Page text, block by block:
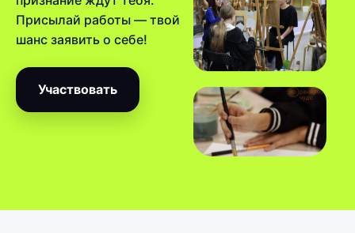
Присылай работы — твой
шанс заявить о себе!
Участвовать